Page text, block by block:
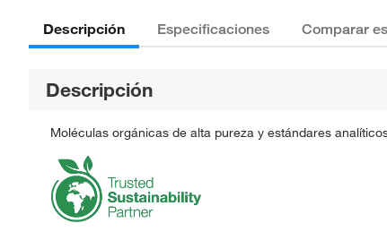
Descripción Especificaciones Comparar
Descripción
Moléculas orgánicas de alta pureza y estándares